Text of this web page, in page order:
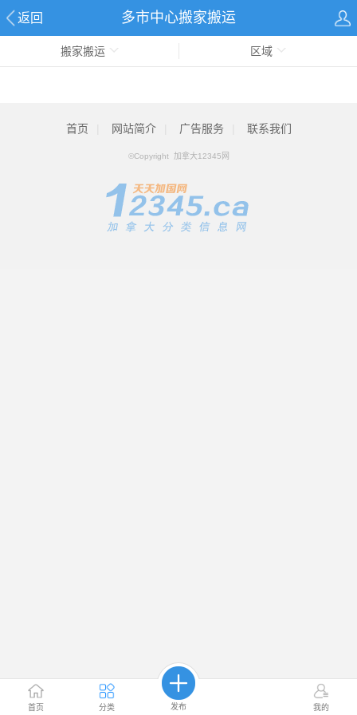
返回 多市中心搬家搬运
首页 分类 发布 我的
搬家搬运 区域
首页 网站简介 广告服务 联系我们
©Copyright 加拿大12345网